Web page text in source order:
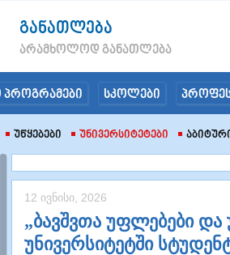
განათლება
არამხოლოდ განათლება
პროგრამები სკოლები
Უწყებები Უნივერსიტეტები
12 ივნისი, 2026
„ბავშვთა უფლებები
უნივერსიტეტში